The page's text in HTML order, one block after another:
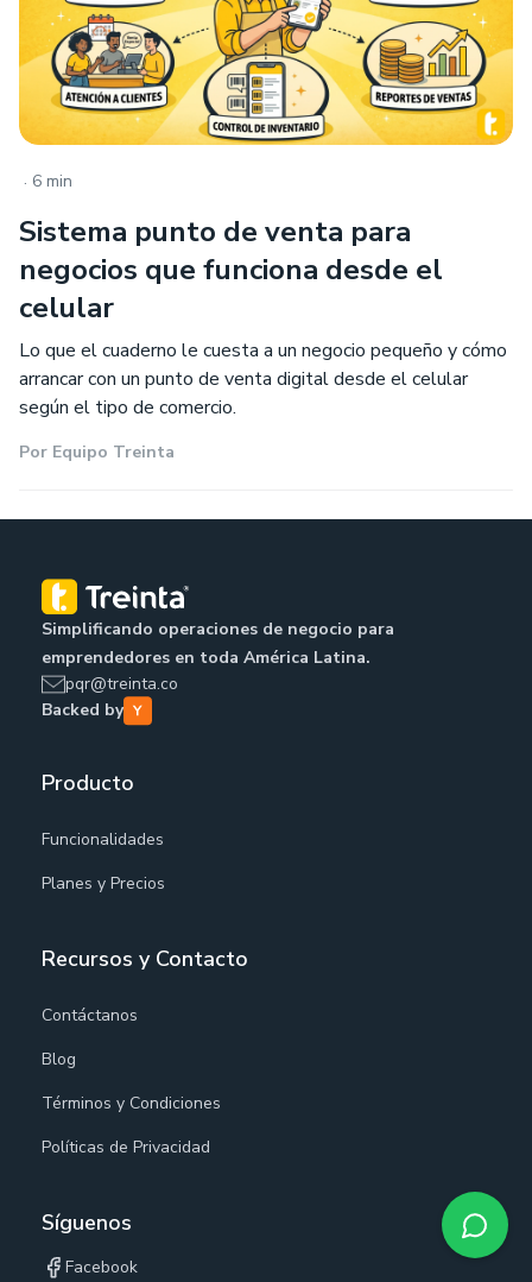
. 6 min
Sistema punto de venta para
negocios que funciona desde el
celular
Lo que el cuaderno le cuesta a un negocio pequeño y cómo
arrancar con un punto de venta digital desde el celular
según el tipo de comercio.
Por Equipo Treinta
Simplificando operaciones de negocio para
emprendedores en toda América Latina.
pqr@treinta.co
Backed by
Producto
Funcionalidades
Planes y Precios
Recursos y Contacto
Contáctanos
Blog
Términos y Condiciones
Políticas de Privacidad
Síguenos
Facebook